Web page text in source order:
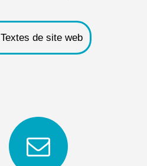
Textes de site web